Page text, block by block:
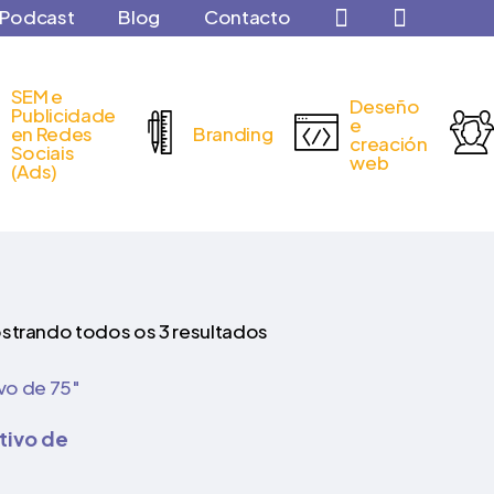
Blog Contacto
SEM e
Publicidade
en Redes
Sociais
(Ads)
Branding
Deseño
e
creación
web
todos os 3 resultados
de